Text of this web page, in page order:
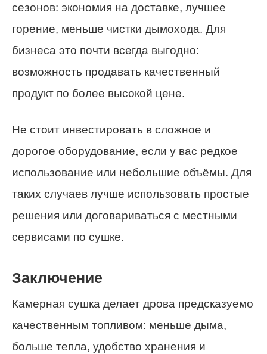
сезонов: экономия на доставке, лучшее
горение, меньше чистки дымохода. Для
бизнеса это почти всегда выгодно:
возможность продавать качественный
продукт по более высокой цене.
Не стоит инвестировать в сложное и
дорогое оборудование, если у вас редкое
использование или небольшие объёмы. Для
таких случаев лучше использовать простые
решения или договариваться с местными
сервисами по сушке.
Заключение
Камерная сушка делает дрова предсказуемо
качественным топливом: меньше дыма,
больше тепла, удобство хранения и